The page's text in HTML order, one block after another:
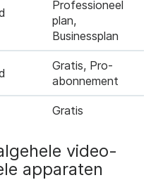
Professioneel
plan,
Businessplan
Gratis, Pro-
abonnement
Gratis
video-
apparaten